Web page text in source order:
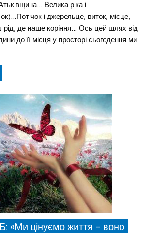
Велика ріка і
і джерельце, виток, місце,
рід, де наше коріння… Ось цей шлях від
до її місця у просторі сьогодення ми
«Ми цінуємо життя — воно